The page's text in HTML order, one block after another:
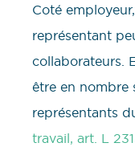
Coté
représentant
collaborateurs.
être en nombre
représentants
travail, art. L